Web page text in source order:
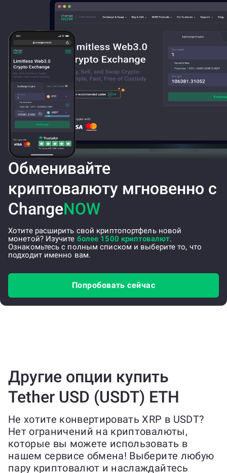
Обменивайте
криптовалюту мгновенно с
ChangeNOW
Хотите расширить свой криптопортфель новой
монетой? Изучите более 1500 криптовалют.
Ознакомьтесь с полным списком и выберите то, что
подходит именно вам.
Попробовать сейчас
Другие опции купить
Tether USD (USDT) ETH
Не хотите конвертировать XRP в USDT?
Нет ограничений на криптовалюты,
которые вы можете использовать в
нашем сервисе обмена! Выберите любую
пару криптовалют и наслаждайтесь